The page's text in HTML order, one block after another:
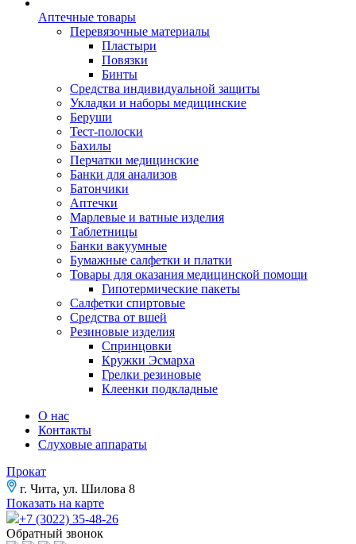
Аптечные товары
Перевязочные материалы
Пластыри
Повязки
Бинты
Средства индивидуальной защиты
Укладки и наборы медицинские
Беруши
Тест-полоски
Бахилы
Перчатки медицинские
Банки для анализов
Батончики
Аптечки
Марлевые и ватные изделия
Таблетницы
Банки вакуумные
Бумажные салфетки и платки
Товары для оказания медицинской помощи
Гипотермические пакеты
Салфетки спиртовые
Средства от вшей
Резиновые изделия
Спринцовки
Кружки Эсмарха
Грелки резиновые
Клеенки подкладные
О нас
Контакты
Слуховые аппараты
Прокат
г. Чита, ул. Шилова 8
Показать на карте
+7 (3022) 35-48-26
Обратный звонок